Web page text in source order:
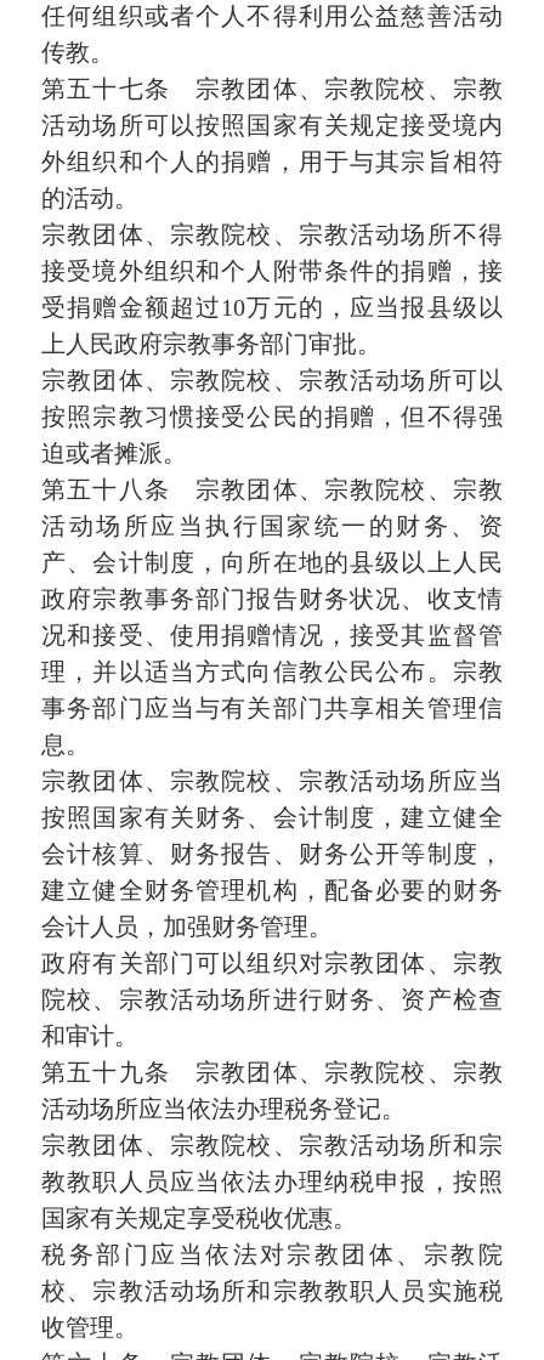
任何组织或者个人不得利用公益慈善活动
传教。
第五十七条 宗教团体、宗教院校、宗教
活动场所可以按照国家有关规定接受境内
外组织和个人的捐赠，用于与其宗旨相符
的活动。
宗教团体、宗教院校、宗教活动场所不得
接受境外组织和个人附带条件的捐赠，接
受捐赠金额超过10万元的，应当报县级以
上人民政府宗教事务部门审批。
宗教团体、宗教院校、宗教活动场所可以
按照宗教习惯接受公民的捐赠，但不得强
迫或者摊派。
第五十八条 宗教团体、宗教院校、宗教
活动场所应当执行国家统一的财务、资
产、会计制度，向所在地的县级以上人民
政府宗教事务部门报告财务状况、收支情
况和接受、使用捐赠情况，接受其监督管
理，并以适当方式向信教公民公布。宗教
事务部门应当与有关部门共享相关管理信
息。
宗教团体、宗教院校、宗教活动场所应当
按照国家有关财务、会计制度，建立健全
会计核算、财务报告、财务公开等制度，
建立健全财务管理机构，配备必要的财务
会计人员，加强财务管理。
政府有关部门可以组织对宗教团体、宗教
院校、宗教活动场所进行财务、资产检查
和审计。
第五十九条 宗教团体、宗教院校、宗教
活动场所应当依法办理税务登记。
宗教团体、宗教院校、宗教活动场所和宗
教教职人员应当依法办理纳税申报，按照
国家有关规定享受税收优惠。
税务部门应当依法对宗教团体、宗教院
校、宗教活动场所和宗教教职人员实施税
收管理。